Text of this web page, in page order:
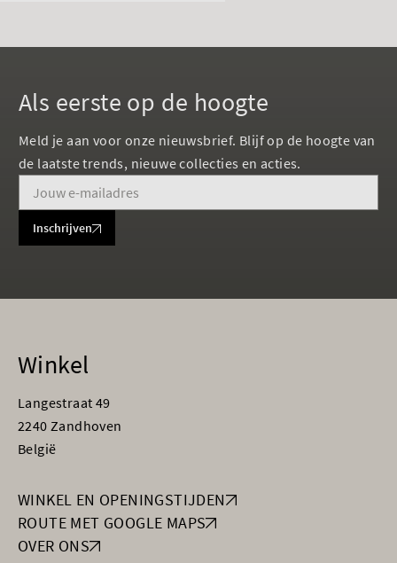
Als eerste op de hoogte
Meld je aan voor onze nieuwsbrief. Blijf op de hoogte van
de laatste trends, nieuwe collecties en acties.
Inschrijven
Winkel
Langestraat 49
2240 Zandhoven
België
WINKEL EN OPENINGSTIJDEN
ROUTE MET GOOGLE MAPS
OVER ONS